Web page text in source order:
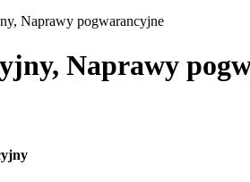
Naprawy pogwarancyjne
Naprawy